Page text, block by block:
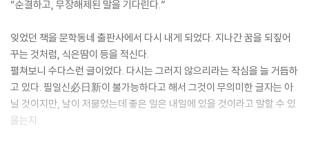
“순결하고, 무장해제된 말을 기다린다.”
잊었던 책을 문학동네 출판사에서 다시 내게 되었다. 지나간 꿈을 되짚어
꾸는 것처럼, 식은땀이 등을 적신다.
펼쳐보니 수다스런 글이었다. 다시는 그러지 않으리라는 작심을 늘 거듭하
고 있다. 필일신必日新이 불가능하다고 해서 그것이 무의미한 글자는 아
닐 것이지만, 날이 저물었는데 좋은 일은 내일에 있을 것이라고 말할 수 있
을는지.